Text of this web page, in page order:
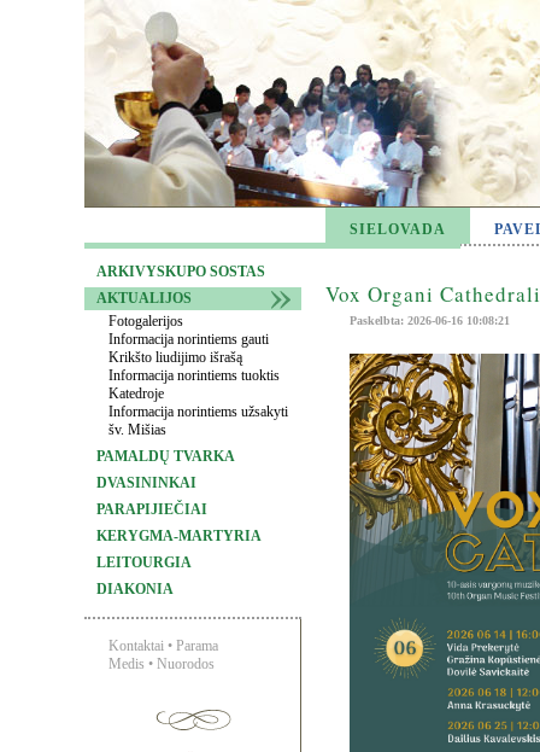
SIELOVADA
ARKIVYSKUPO SOSTAS
AKTUALIJOS
Fotogalerijos
Informacija norintiems gauti
Krikšto liudijimo išrašą
Informacija norintiems tuoktis
Katedroje
Informacija norintiems užsakyti
šv. Mišias
PAMALDŲ TVARKA
DVASININKAI
PARAPIJIEČIAI
KERYGMA-MARTYRIA
LEITOURGIA
DIAKONIA
Kontaktai • Parama
Medis • Nuorodos
Vox Organi
Paskelbta: 2026-06-16 10:08:21